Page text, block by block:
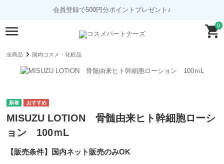
会員登録で500円分ポイントプレゼント♪
0
全商品 国内コスメ・化粧品
MISUZU LOTION 骨髄由来ヒト幹細胞ローシ
ョン 100ｍL
【販売条件】国内ネット販売のみOK